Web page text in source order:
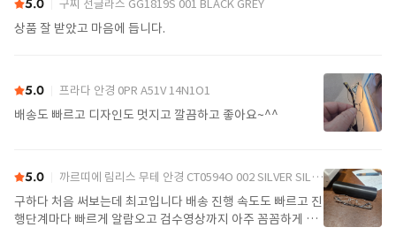
5.0 구찌 선글라스 GG1819S 001 BLACK GREY
상품 잘 받았고 마음에 듭니다.
5.0 프라다 안경 0PR A51V 14N1O1
배송도 빠르고 디자인도 멋지고 깔끔하고 좋아요~^^
5.0 까르띠에 림리스 무테 안경 CT0594O 002 SILVER SILVER TRANSPARENT
구하다 처음 써보는데 최고입니다 배송 진행 속도도 빠르고 진
행단계마다 빠르게 알람오고 검수영상까지 아주 꼼꼼하게 찍